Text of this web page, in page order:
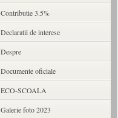
Contributie 3.5%
Declaratii de interese
Despre
Documente oficiale
ECO-SCOALA
Galerie foto 2023